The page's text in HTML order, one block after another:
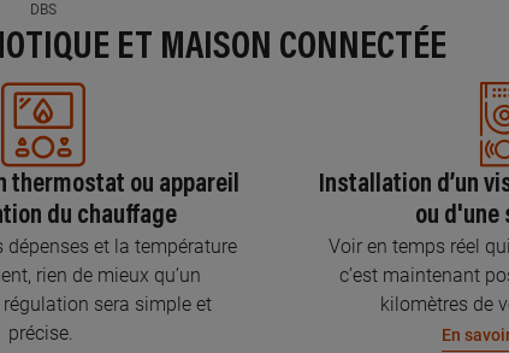
DBS
ET MAISON CONNECTÉE
thermostat ou appareil
du chauffage
dépenses et la température
rien de mieux qu’un
sera simple et
précise.
Installation d’un
ou d'une
Voir en temps réel
c’est maintenant
kilomètres de
En